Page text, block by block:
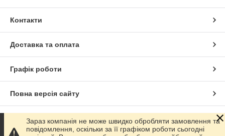
Контакти
Доставка та оплата
Графік роботи
Повна версія сайту
Сайт створено на маркетплейсі Prom.ua
Зараз компанія не може швидко обробляти замовлення та
повідомлення, оскільки за її графіком роботи сьогодні